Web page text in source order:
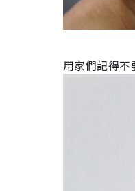
用家們記得